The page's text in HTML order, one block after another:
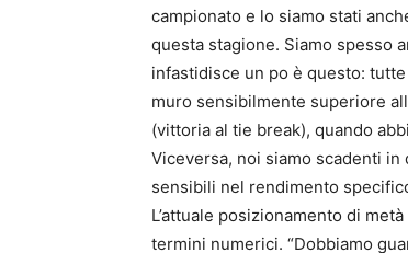
campionato e lo siamo stati
questa stagione. Siamo spesso
infastidisce un po è questo:
muro sensibilmente superiore
(vittoria al tie break), quando
Viceversa, noi siamo scadenti
sensibili nel rendimento
L’attuale posizionamento di
termini numerici. “Dobbiamo